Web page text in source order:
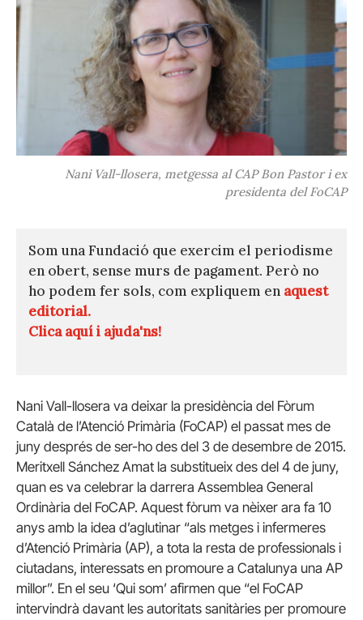
Nani Vall-llosera, metgessa al CAP Bon Pastor i ex
presidenta del FoCAP
Som una Fundació que exercim el periodisme
en obert, sense murs de pagament. Però no
ho podem fer sols, com expliquem en aquest
editorial.
Clica aquí i ajuda'ns!
Nani Vall-llosera va deixar la presidència del Fòrum
Català de l’Atenció Primària (FoCAP) el passat mes de
juny després de ser-ho des del 3 de desembre de 2015.
Meritxell Sánchez Amat la substitueix des del 4 de juny,
quan es va celebrar la darrera Assemblea General
Ordinària del FoCAP. Aquest fòrum va nèixer ara fa 10
anys amb la idea d’aglutinar “als metges i infermeres
d’Atenció Primària (AP), a tota la resta de professionals i
ciutadans, interessats en promoure a Catalunya una AP
millor”. En el seu ‘Qui som’ afirmen que “el FoCAP
intervindrà davant les autoritats sanitàries per promoure